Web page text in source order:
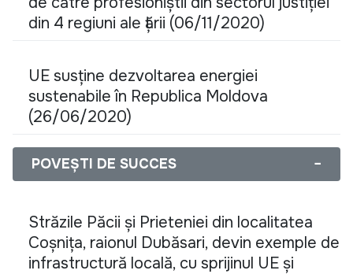
din 4 regiuni ale țării (06/11/2020)
UE susține dezvoltarea energiei
sustenabile în Republica Moldova
(26/06/2020)
POVEȘTI DE SUCCES −
Străzile Păcii și Prieteniei din localitatea
Coșnița, raionul Dubăsari, devin exemple de
infrastructură locală, cu sprijinul UE și